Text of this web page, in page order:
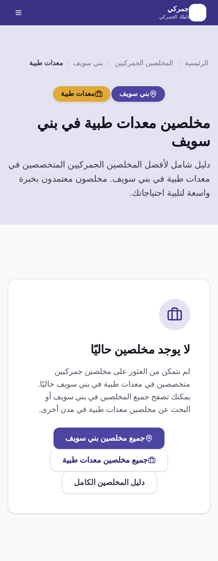
الانتقال إلى المحتوى الرئيسي
جمركي
دليلك الجمركي
الرئيسية المخلصين الجمركيين بني سويف معدات طبية
بني سويف معدات طبية
مخلصين معدات طبية في بني
سويف
دليل شامل لأفضل المخلصين الجمركيين المتخصصين في
معدات طبية في بني سويف. مخلصون معتمدون بخبرة
واسعة لتلبية احتياجاتك.
لا يوجد مخلصين حاليًا
لم نتمكن من العثور على مخلصين جمركيين
متخصصين في معدات طبية في بني سويف حاليًا.
يمكنك تصفح جميع المخلصين في بني سويف أو
البحث عن مخلصين معدات طبية في مدن أخرى.
جميع مخلصين بني سويف
جميع مخلصين معدات طبية
دليل المخلصين الكامل